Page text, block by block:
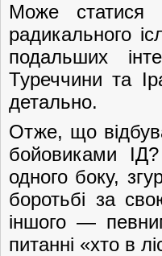
Може статися
радикального
подальших
Туреччини та
детально.
Отже, що
бойовиками
одного боку,
боротьбі за
іншого —
питанні «хто в